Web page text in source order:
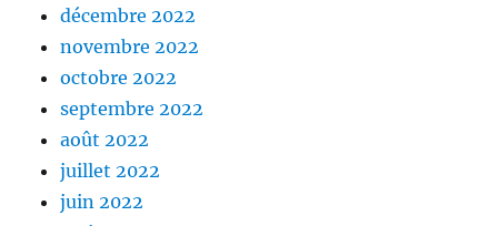
décembre 2022
novembre 2022
octobre 2022
septembre 2022
août 2022
juillet 2022
juin 2022